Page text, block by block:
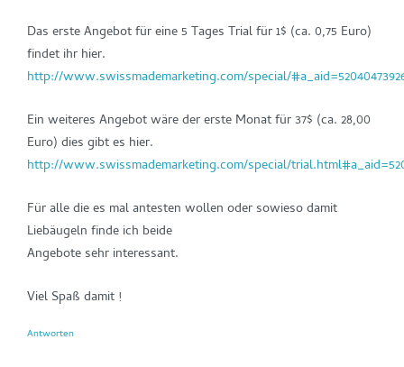
Das erste Angebot für eine 5 Tages Trial für 1$ (ca. 0,75 Euro)
findet ihr hier.
http://www.swissmademarketing.com/special/
Ein weiteres Angebot wäre der erste Monat für 37$ (ca. 28,00
Euro) dies gibt es hier.
http://www.swissmademarketing.com/special/
Für alle die es mal antesten wollen oder sowieso damit
Liebäugeln finde ich beide
Angebote sehr interessant.
Viel Spaß damit !
Antworten